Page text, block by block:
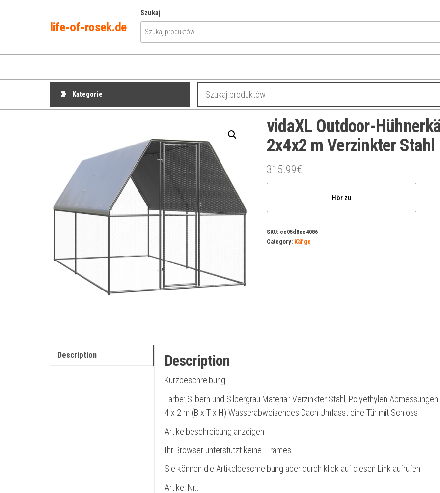
life-of-rosek.de
Szukaj
Kategorie
vidaXL Outdoor-
2x4x2 m Verzinkter Stahl
315.99€
Hör zu
SKU: cc05d8ec4086
Category: Käfige
Description Description
Kurzbeschreibung
Farbe: Silbern und Silbergrau Material: Verzinkter Stahl, Polyethylen
4 x 2 m (B x T x H) Wasserabweisendes Dach Umfasst eine Tür mit Schloss
Artikelbeschreibung anzeigen
Ihr Browser unterstützt keine IFrames.
Sie können die Artikelbeschreibung aber durch klick auf diesen Link aufrufen.
Artikel Nr.: